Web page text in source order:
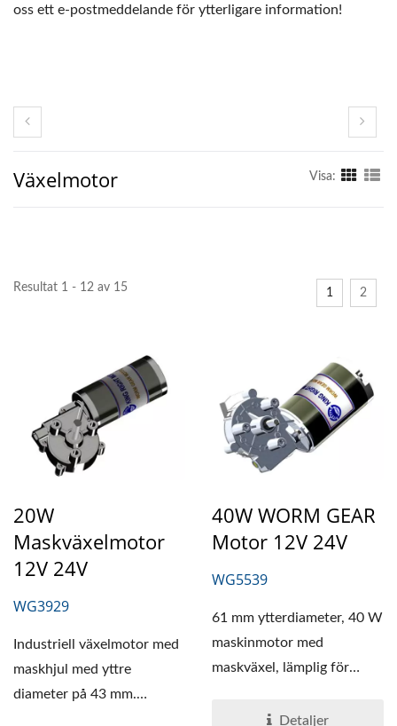
oss ett e-postmeddelande för ytterligare information!
Växelmotor Visa:
Resultat 1 - 12 av 15 1 2
20W
Maskväxelmotor
12V 24V
WG3929
Industriell växelmotor med
maskhjul med yttre
diameter på 43 mm.
40W WORM GEAR
Motor 12V 24V
WG5539
61 mm ytterdiameter, 40 W
maskinmotor med
maskväxel, lämplig för
Detaljer